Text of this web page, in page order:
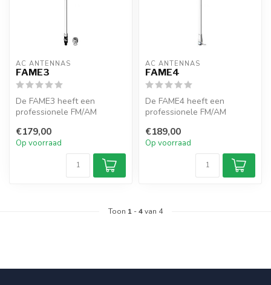
AC ANTENNAS
FAME3
De FAME3 heeft een
professionele FM/AM
glasvezelantenne inclusi...
€179,00
Op voorraad
AC ANTENNAS
FAME4
De FAME4 heeft een
professionele FM/AM
glasvezelantenne inclusi...
€189,00
Op voorraad
Toon 1 -4van 4